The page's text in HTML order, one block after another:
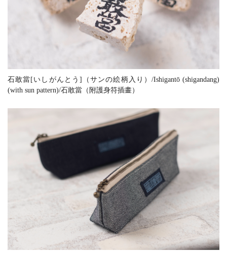
石敢當[いしがんとう]（サンの絵柄入り）/Ishigantō (shigandang)
(with sun pattern)/石敢當（附護身符插畫）